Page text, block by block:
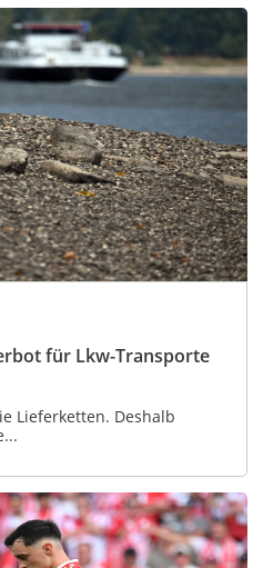
für Lkw-Transporte
Lieferketten. Deshalb